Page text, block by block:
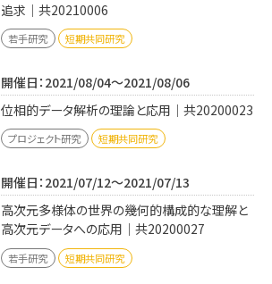
追求｜共20210006
若手研究 短期共同研究
開催日：2021/08/04～2021/08/06
位相的データ解析の理論と応用｜共20200023
プロジェクト研究 短期共同研究
開催日：2021/07/12～2021/07/13
高次元多様体の世界の幾何的構成的な理解と
高次元データへの応用｜共20200027
若手研究 短期共同研究